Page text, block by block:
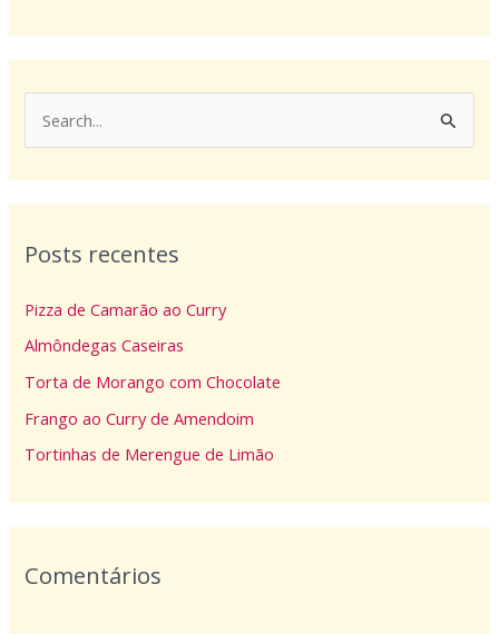
u
s
a
r
p
o
Posts recentes
Pizza de Camarão ao Curry
Almôndegas Caseiras
Torta de Morango com Chocolate
Frango ao Curry de Amendoim
Tortinhas de Merengue de Limão
Comentários